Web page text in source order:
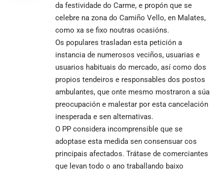
da festividade do Carme, e propón que se
celebre na zona do Camiño Vello, en Malates,
como xa se fixo noutras ocasións.
Os populares trasladan esta petición a
instancia de numerosos veciños, usuarias e
usuarios habituais do mercado, así como dos
propios tendeiros e responsables dos postos
ambulantes, que onte mesmo mostraron a súa
preocupación e malestar por esta cancelación
inesperada e sen alternativas.
O PP considera incomprensible que se
adoptase esta medida sen consensuar cos
principais afectados. Trátase de comerciantes
que levan todo o ano traballando baixo